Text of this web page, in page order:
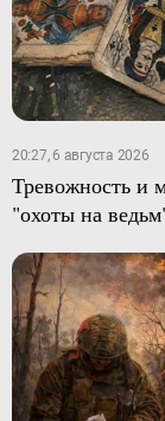
20:27, 6 августа 2026
Тревожность и
"охоты на